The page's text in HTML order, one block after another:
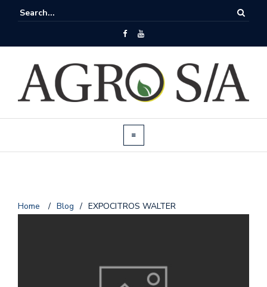
Home / Blog / EXPOCITROS WALTER